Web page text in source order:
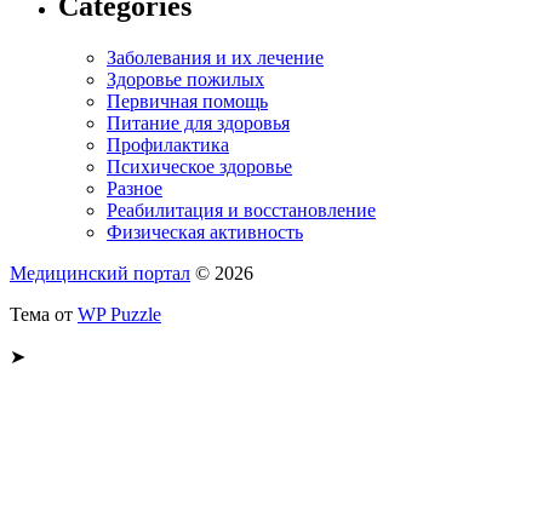
Заболевания и их лечение
Здоровье пожилых
Первичная помощь
Питание для здоровья
Профилактика
Психическое здоровье
Разное
Реабилитация и восстановление
Физическая активность
Медицинский портал © 2026
Тема от WP Puzzle
➤